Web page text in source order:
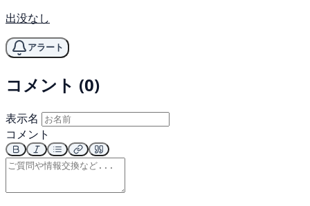
出没なし
アラート
コメント (0)
表示名
コメント